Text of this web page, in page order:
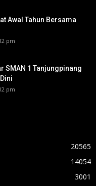
Awal Tahun Bersama
pm
SMAN 1 Tanjungpinang
pm
20565
14054
3001